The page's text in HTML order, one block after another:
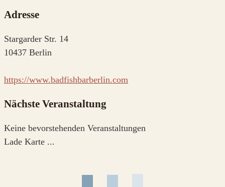
Adresse
Stargarder Str. 14
10437 Berlin
https://www.badfishbarberlin.com
Nächste Veranstaltung
Keine bevorstehenden Veranstaltungen
Lade Karte ...